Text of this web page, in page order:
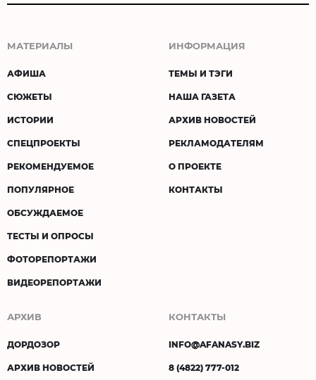
МАТЕРИАЛЫ
АФИША
СЮЖЕТЫ
ИСТОРИИ
СПЕЦПРОЕКТЫ
РЕКОМЕНДУЕМОЕ
ПОПУЛЯРНОЕ
ОБСУЖДАЕМОЕ
ТЕСТЫ И ОПРОСЫ
ФОТОРЕПОРТАЖИ
ВИДЕОРЕПОРТАЖИ
ИНФОРМАЦИЯ
ТЕМЫ И ТЭГИ
НАША ГАЗЕТА
АРХИВ НОВОСТЕЙ
РЕКЛАМОДАТЕЛЯМ
О ПРОЕКТЕ
КОНТАКТЫ
АРХИВ
ДОРДОЗОР
АРХИВ НОВОСТЕЙ
КОНТАКТЫ
INFO@AFANASY.BIZ
8 (4822) 777-012